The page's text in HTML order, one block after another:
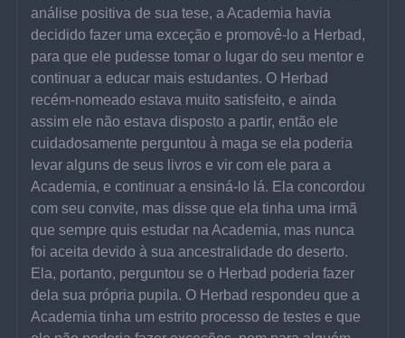
análise positiva de sua tese, a Academia havia
decidido fazer uma exceção e promovê-lo a Herbad,
para que ele pudesse tomar o lugar do seu mentor e
continuar a educar mais estudantes. O Herbad
recém-nomeado estava muito satisfeito, e ainda
assim ele não estava disposto a partir, então ele
cuidadosamente perguntou à maga se ela poderia
levar alguns de seus livros e vir com ele para a
Academia, e continuar a ensiná-lo lá. Ela concordou
com seu convite, mas disse que ela tinha uma irmã
que sempre quis estudar na Academia, mas nunca
foi aceita devido à sua ancestralidade do deserto.
Ela, portanto, perguntou se o Herbad poderia fazer
dela sua própria pupila. O Herbad respondeu que a
Academia tinha um estrito processo de testes e que